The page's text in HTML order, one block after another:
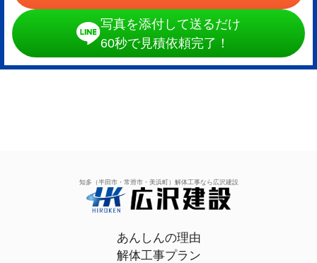
写真を添付して送るだけ
60秒で見積依頼完了！
知多（半田市・常滑市・美浜町）解体工事なら広沢建設
あんしんの理由
解体工事プラン